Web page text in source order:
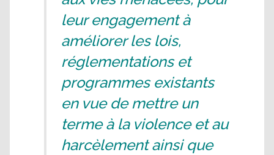
leur engagement à
améliorer les lois,
réglementations et
programmes existants
en vue de mettre un
terme à la violence et au
harcèlement ainsi que